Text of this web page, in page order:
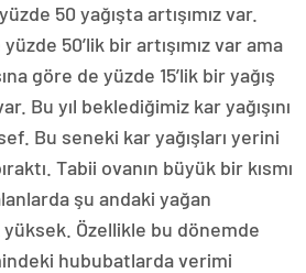
50 yağışta artışımız var.
50’lik bir artışımız var ama
göre de yüzde 15’lik bir yağış
Bu yıl beklediğimiz kar yağışını
Bu seneki kar yağışları yerini
Tabii ovanın büyük bir kısmı
şu andaki yağan
yüksek. Özellikle bu dönemde
hububatlarda verimi